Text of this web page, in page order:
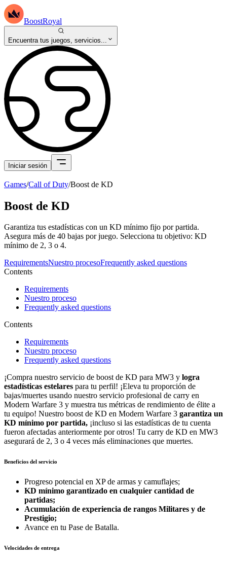
BoostRoyal
Encuentra tus juegos, servicios...
Iniciar sesión
Games/Call of Duty/Boost de KD
Boost de KD
Garantiza tus estadísticas con un KD mínimo fijo por partida.
Asegura más de 40 bajas por juego. Selecciona tu objetivo: KD
mínimo de 2, 3 o 4.
RequirementsNuestro procesoFrequently asked questions
Contents
Requirements
Nuestro proceso
Frequently asked questions
Contents
Requirements
Nuestro proceso
Frequently asked questions
¡Compra nuestro servicio de boost de KD para MW3 y logra
estadísticas estelares para tu perfil! ¡Eleva tu proporción de
bajas/muertes usando nuestro servicio profesional de carry en
Modern Warfare 3 y muestra tus métricas de rendimiento de élite a
tu equipo! Nuestro boost de KD en Modern Warfare 3 garantiza un
KD mínimo por partida, ¡incluso si las estadísticas de tu cuenta
fueron afectadas anteriormente por otros! Tu carry de KD en MW3
asegurará de 2, 3 o 4 veces más eliminaciones que muertes.
Beneficios del servicio
Progreso potencial en XP de armas y camuflajes;
KD mínimo garantizado en cualquier cantidad de
partidas;
Acumulación de experiencia de rangos Militares y de
Prestigio;
Avance en tu Pase de Batalla.
Velocidades de entrega